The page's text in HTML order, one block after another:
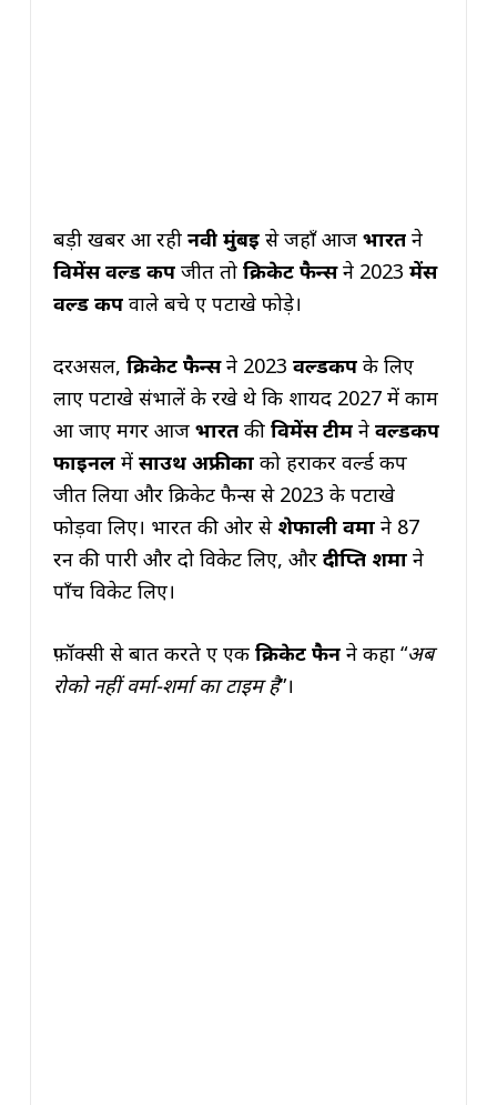
बड़ी खबर आ रही नवी मुंबईसे जहाँ आज भारतने
विमेंस वर्ल्ड कप जीत तो क्रिकेट फैन्सने 2023 मेंस
वर्ल्ड कपवाले बचे हुए पटाखे फोड़े।
दरअसल, क्रिकेट फैन्सने 2023 वर्ल्डकपके लिए
लाए पटाखे संभालें के रखे थे कि शायद 2027 में काम
आ जाए मगर आज भारतकी विमेंस टीमने वर्ल्डकप
फाइनलमें साउथ अफ्रीका को हराकर वर्ल्ड कप
जीत लिया और क्रिकेट फैन्स से 2023 के पटाखे
फोड़वा लिए। भारत की ओर से शेफाली वर्माने 87
रन की पारी और दो विकेट लिए, और दीप्ति शर्माने
पाँच विकेट लिए।
फ़ॉक्सी से बात करते हुए एक क्रिकेट फैनने कहा “अब
रोको नहीं वर्मा-शर्मा का टाइम है”।